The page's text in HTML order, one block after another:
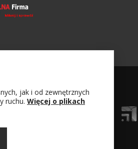
jak i od zewnętrznych
ruchu. Więcej o plikach